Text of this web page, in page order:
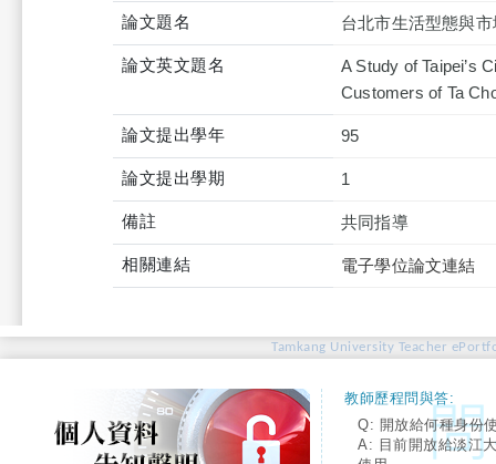
論文題名 台北市生活型態與
論文英文題名
A Study of Taipei’s
Customers of Ta
論文提出學年 95
論文提出學期 1
備註 共同指導
相關連結 電子學位論文連結
Tamkang University Teacher
教師歷程問與答:
Q: 開放給何種身份
A: 目前開放給淡江